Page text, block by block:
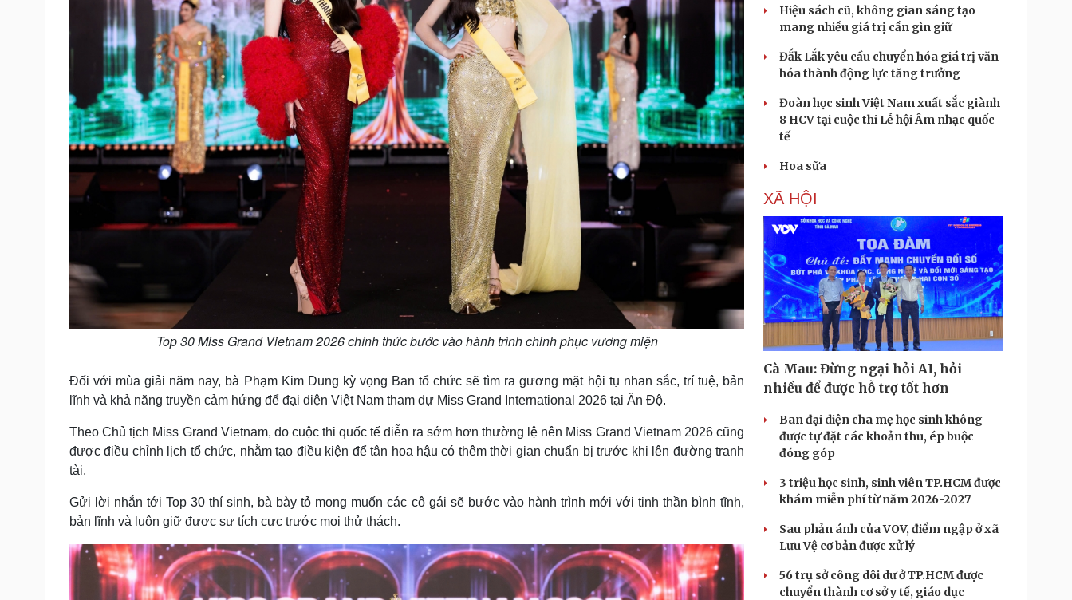
Top 30 Miss Grand Vietnam 2026 chính thức bước vào hành trình chinh phục vương miện
Đối với mùa giải năm nay, bà Phạm Kim Dung kỳ vọng Ban tổ chức sẽ tìm ra gương mặt hội tụ nhan sắc, trí tuệ, bản
lĩnh và khả năng truyền cảm hứng để đại diện Việt Nam tham dự Miss Grand International 2026 tại Ấn Độ.
Theo Chủ tịch Miss Grand Vietnam, do cuộc thi quốc tế diễn ra sớm hơn thường lệ nên Miss Grand Vietnam 2026 cũng
được điều chỉnh lịch tổ chức, nhằm tạo điều kiện để tân hoa hậu có thêm thời gian chuẩn bị trước khi lên đường tranh
tài.
Gửi lời nhắn tới Top 30 thí sinh, bà bày tỏ mong muốn các cô gái sẽ bước vào hành trình mới với tinh thần bình tĩnh,
bản lĩnh và luôn giữ được sự tích cực trước mọi thử thách.
Hiệu sách cũ, không gian sáng tạo
mang nhiều giá trị cần gìn giữ
Đắk Lắk yêu cầu chuyển hóa giá trị văn
hóa thành động lực tăng trưởng
Đoàn học sinh Việt Nam xuất sắc giành
8 HCV tại cuộc thi Lễ hội Âm nhạc quốc
tế
Hoa sữa
XÃ HỘI
Cà Mau: Đừng ngại hỏi AI, hỏi
nhiều để được hỗ trợ tốt hơn
Ban đại diện cha mẹ học sinh không
được tự đặt các khoản thu, ép buộc
đóng góp
3 triệu học sinh, sinh viên TP.HCM được
khám miễn phí từ năm 2026-2027
Sau phản ánh của VOV, điểm ngập ở xã
Lưu Vệ cơ bản được xử lý
56 trụ sở công dôi dư ở TP.HCM được
chuyển thành cơ sở y tế, giáo dục